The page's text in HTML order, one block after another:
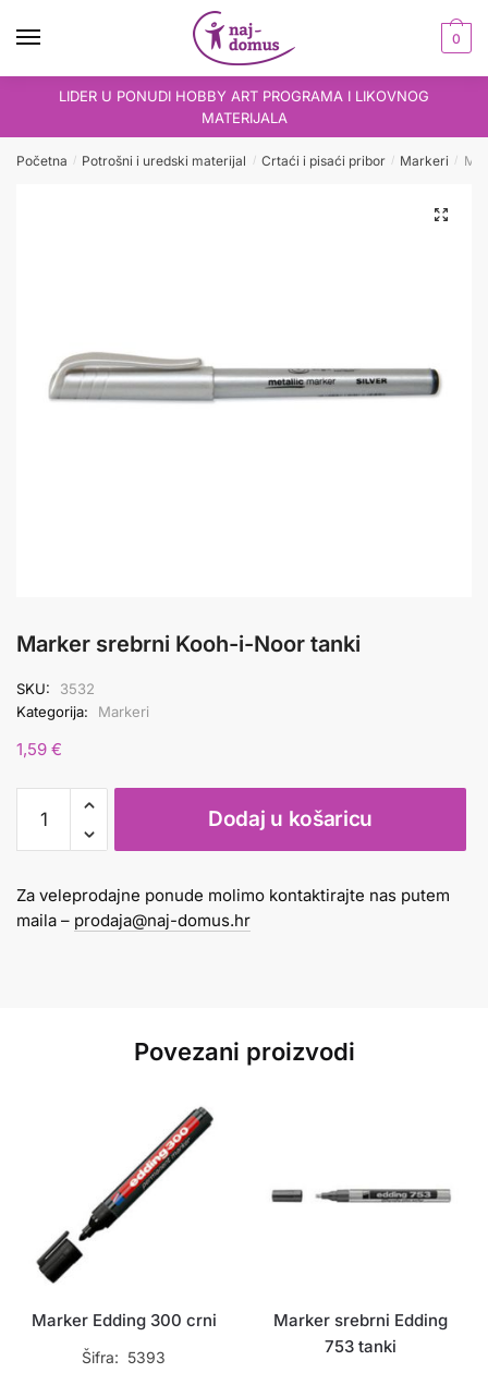
0
LIDER U PONUDI HOBBY ART PROGRAMA I LIKOVNOG
MATERIJALA
Početna / Potrošni i uredski materijal / Crtaći i pisaći pribor / Markeri /
Marker srebrni Kooh-i-Noor tanki
SKU:
3532
Kategorija:
Markeri
1,59 €
srebrni
Kooh-
Noor
tanki
Dodaj u košaricu
Za veleprodajne ponude molimo kontaktirajte nas putem
maila – prodaja@naj-domus.hr
Povezani proizvodi
Marker Edding 300 crni
Šifra: 5393
Marker srebrni Edding
753 tanki